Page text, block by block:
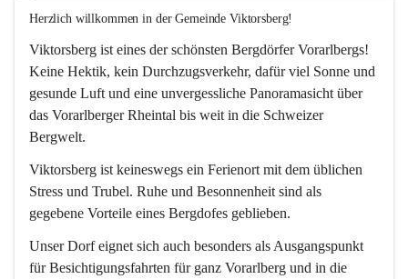
Herzlich willkommen in der Gemeinde Viktorsberg!
Viktorsberg ist eines der schönsten Bergdörfer Vorarlbergs!
Keine Hektik, kein Durchzugsverkehr, dafür viel Sonne und
gesunde Luft und eine unvergessliche Panoramasicht über
das Vorarlberger Rheintal bis weit in die Schweizer
Bergwelt.
Viktorsberg ist keineswegs ein Ferienort mit dem üblichen
Stress und Trubel. Ruhe und Besonnenheit sind als
gegebene Vorteile eines Bergdofes geblieben.
Unser Dorf eignet sich auch besonders als Ausgangspunkt
für Besichtigungsfahrten für ganz Vorarlberg und in die